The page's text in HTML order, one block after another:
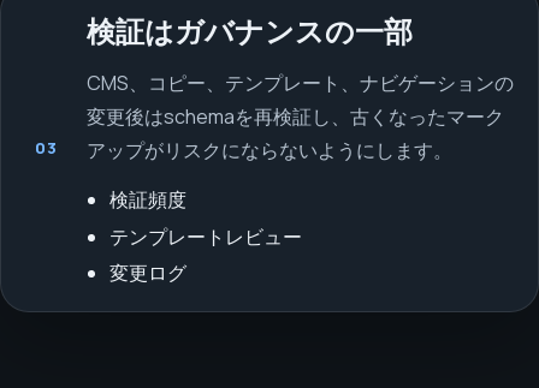
03
検証はガバナンスの一部
CMS、コピー、テンプレート、ナビゲーションの
変更後はschemaを再検証し、古くなったマーク
アップがリスクにならないようにします。
検証頻度
テンプレートレビュー
変更ログ